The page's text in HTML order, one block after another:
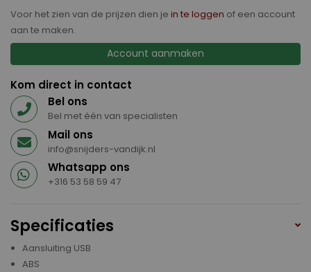
Voor het zien van de prijzen dien je in te loggen of een account
aan te maken.
Account aanmaken
Kom direct in contact
Bel ons
Bel met één van specialisten
Mail ons
info@snijders-vandijk.nl
Whatsapp ons
+316 53 58 59 47
Specificaties
Aansluiting USB
ABS